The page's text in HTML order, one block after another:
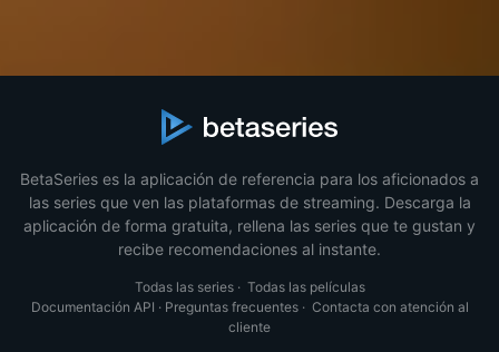
BetaSeries es la aplicación de referencia para los aficionados a
las series que ven las plataformas de streaming. Descarga la
aplicación de forma gratuita, rellena las series que te gustan y
recibe recomendaciones al instante.
Todas las series· Todas las películas
Documentación API · Preguntas frecuentes· Contacta con atención al
cliente